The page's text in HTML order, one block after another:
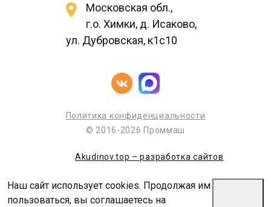
Московская обл.,
г.о. Химки, д. Исаково,
ул. Дубровская, к1с10
Политика конфиденциальности
© 2016-2026 Проммаш
Akudinov.top – разработка сайтов
Наш сайт использует cookies. Продолжая им
пользоваться, вы соглашаетесь на